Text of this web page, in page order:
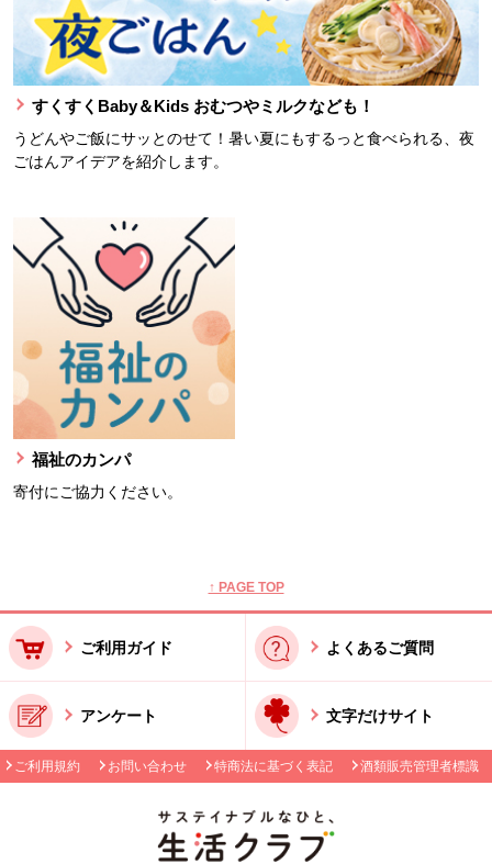
すくすくBaby＆Kids おむつやミルクなども！
うどんやご飯にサッとのせて！暑い夏にもするっと食べられる、夜
ごはんアイデアを紹介します。
福祉のカンパ
寄付にご協力ください。
↑ PAGE TOP
ご利用ガイド よくあるご質問
アンケート 文字だけサイト
ご利用規約 お問い合わせ 特商法に基づく表記 酒類販売管理者標識